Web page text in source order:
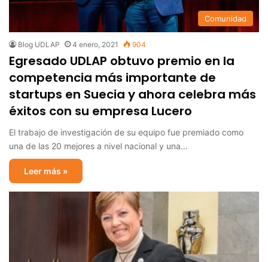
Comunidad
Blog UDLAP 4 enero, 2021 904
Egresado UDLAP obtuvo premio en la
competencia más importante de
startups en Suecia y ahora celebra más
éxitos con su empresa Lucero
El trabajo de investigación de su equipo fue premiado como
una de las 20 mejores a nivel nacional y una…
Leer más »